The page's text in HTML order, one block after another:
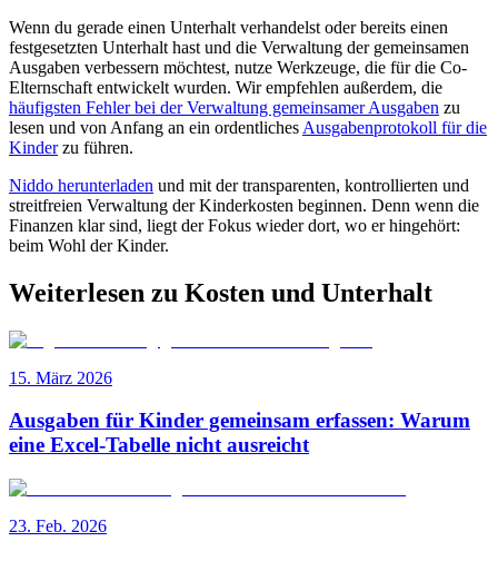
Wenn du gerade einen Unterhalt verhandelst oder bereits einen
festgesetzten Unterhalt hast und die Verwaltung der gemeinsamen
Ausgaben verbessern möchtest, nutze Werkzeuge, die für die Co-
Elternschaft entwickelt wurden. Wir empfehlen außerdem, die
häufigsten Fehler bei der Verwaltung gemeinsamer Ausgaben zu
lesen und von Anfang an ein ordentliches Ausgabenprotokoll für die
Kinderzu führen.
Niddo herunterladen und mit der transparenten, kontrollierten und
streitfreien Verwaltung der Kinderkosten beginnen. Denn wenn die
Finanzen klar sind, liegt der Fokus wieder dort, wo er hingehört:
beim Wohl der Kinder.
Weiterlesen zu Kosten und Unterhalt
15. März 2026
Ausgaben für Kinder gemeinsam erfassen: Warum
eine Excel-Tabelle nicht ausreicht
23. Feb. 2026